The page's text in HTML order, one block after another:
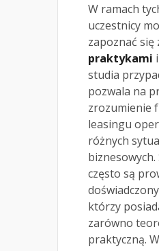
W ramach
uczestnicy
zapoznać się
praktykami
studia
pozwala na
zrozumienie
leasingu
różnych
często są
którzy
zarówno
praktyczną.